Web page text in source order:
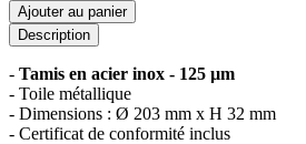
Ajouter au panier
Description
- Tamis en acier inox - 125 µm
- Toile métallique
- Dimensions : Ø 203 mm x H 32 mm
- Certificat de conformité inclus